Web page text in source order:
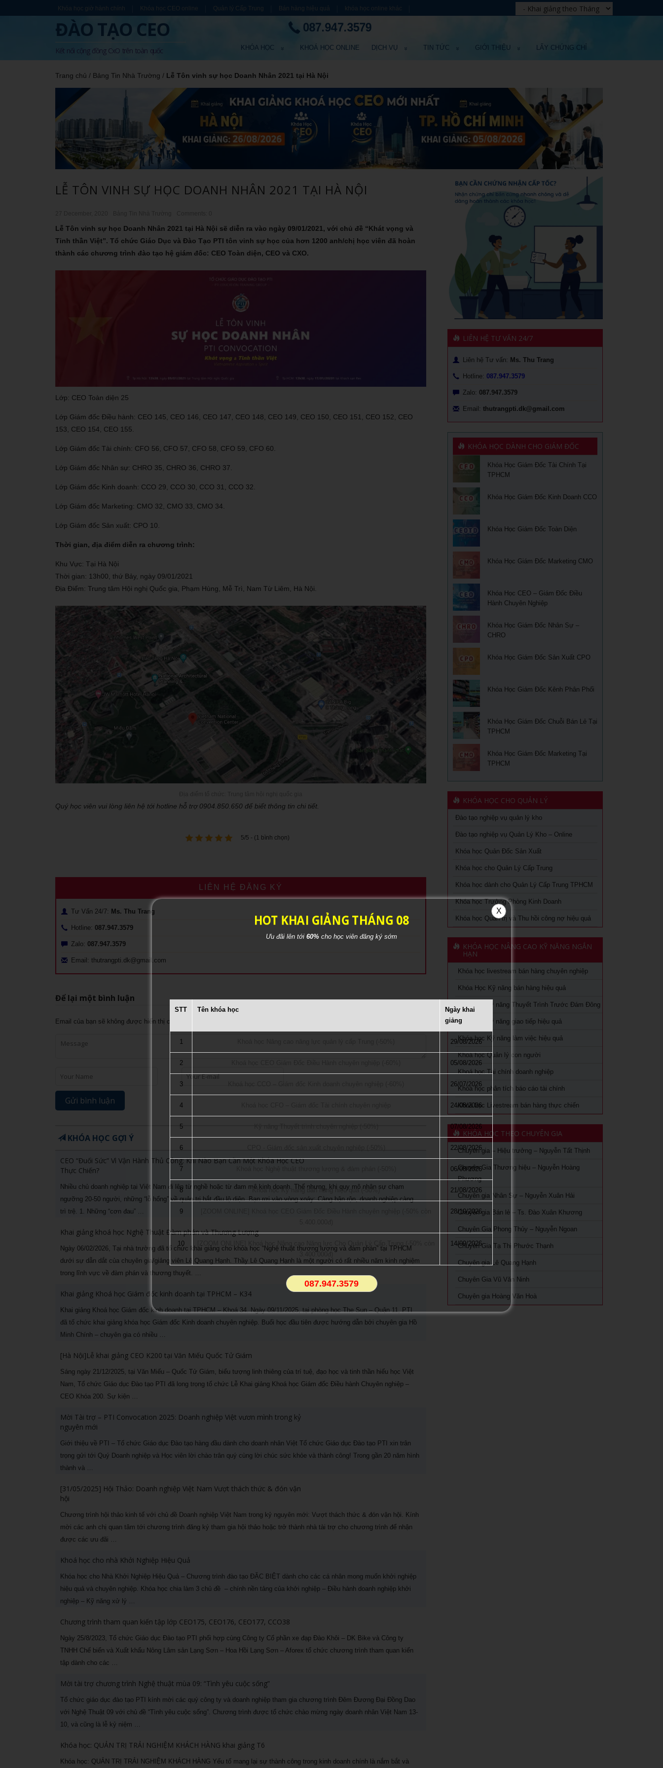
Khóa học giờ hành chính Khóa học CEO online Quản lý Cấp Trung Bán hàng hiệu quả khóa học online khác
ĐÀO TẠO CEO
Kết nối cộng đồng CxO trên toàn quốc
087.947.3579
KHÓA HỌC KHOÁ HỌC ONLINE DỊCH VỤ TIN TỨC GIỚI THIỆU LẤY CHỨNG CHỈ
Trang chủ / Bảng Tin Nhà Trường / Lễ Tôn vinh sự học Doanh Nhân 2021 tại Hà Nội
LỄ TÔN VINH SỰ HỌC DOANH NHÂN 2021 TẠI HÀ NỘI
Lễ Tôn vinh sự học Doanh Nhân 2021 tại Hà Nội sẽ diễn ra vào ngày 09/01/2021, với chủ đề “Khát vọng và
Tinh thần Việt”. Tổ chức Giáo Dục và Đào Tạo PTI tôn vinh sự học của hơn 1200 anh/chị học viên đã hoàn
thành các chương trình đào tạo hệ giám đốc: CEO Toàn diện, CEO và CXO.
Lớp: CEO Toàn diện 25
Lớp Giám đốc Điều hành: CEO 145, CEO 146, CEO 147, CEO 148, CEO 149, CEO 150, CEO 151, CEO 152, CEO
153, CEO 154, CEO 155.
Lớp Giám đốc Tài chính: CFO 56, CFO 57, CFO 58, CFO 59, CFO 60.
Lớp Giám đốc Nhân sự: CHRO 35, CHRO 36, CHRO 37.
Lớp Giám đốc Kinh doanh: CCO 29, CCO 30, CCO 31, CCO 32.
Lớp Giám đốc Marketing: CMO 32, CMO 33, CMO 34.
Lớp Giám đốc Sản xuất: CPO 10.
Thời gian, địa điểm diễn ra chương trình:
Khu Vực: Tại Hà Nội
Thời gian: 13h00, thứ Bảy, ngày 09/01/2021
Địa Điểm: Trung tâm Hội nghị Quốc gia, Phạm Hùng, Mễ Trì, Nam Từ Liêm, Hà Nội.
Quý học viên vui lòng liên hệ tới hotline hỗ trợ 0904.850.650 để biết thông tin chi tiết.
5/5 - (1 bình chọn)
LIÊN HỆ ĐĂNG KÝ
Tư Vấn 24/7: Ms. Thu Trang
Hotline: 087.947.3579
Zalo: 087.947.3579
Email: thutrangpti.dk@gmail.com
Để lại một bình luận
Email của bạn sẽ không được hiển thị công khai.
KHÓA HỌC GỢI Ý
CEO “Đuối Sức” Vì Vận Hành Thủ Công: Khi Nào Bạn Cần Một Khóa Học CEO
Thực Chiến?
Nhiều chủ doanh nghiệp tại Việt Nam đi lên từ nghề hoặc từ đam mê kinh doanh. Thế nhưng, khi quy mô nhân sự chạm
ngưỡng 20-50 người, những “lỗ hổng” về quản trị bắt đầu lộ diện. Bạn rơi vào vòng xoáy: Càng bận rộn, doanh nghiệp càng
trì trệ. 1. Những “cơn đau” …
Khai giảng khoá học Nghệ Thuật Đàm phán và Thương Lượng
Ngày 06/02/2026, Tại nhà trường đã tổ chức khai giảng cho khóa học “Nghệ thuật thương lượng và đàm phán” tại TPHCM
dưới sự dẫn dắt của chuyên gia/giảng viên Lê Quang Hạnh. Thầy Lê Quang Hạnh là một người có rất nhiều năm kinh nghiệm
trong lĩnh vực về đàm phán và thương thuyết. …
Khai giảng Khoá học Giám đốc kinh doanh tại TPHCM – K34
Khai giảng Khoá học Giám đốc kinh doanh tại TPHCM – Khoá 34. Ngày 09/11/2025, tại phòng học The Sun – Quận 11, PTI
đã tổ chức khai giảng khóa học Giám đốc Kinh doanh chuyên nghiệp. Buổi học đầu tiên được hướng dẫn bởi chuyên gia Hồ
Minh Chính – chuyên gia có nhiều …
[Hà Nội]Lễ khai giảng CEO K200 tại Văn Miếu Quốc Tử Giám
Sáng ngày 21/12/2025, tại Văn Miếu – Quốc Tử Giám, biểu tượng linh thiêng của trí tuệ, đạo học và tinh thần hiếu học Việt
Nam, Tổ chức Giáo dục Đào tạo PTI đã long trọng tổ chức Lễ Khai giảng Khoá học Giám đốc Điều hành Chuyên nghiệp –
CEO Khóa 200. Sự kiện …
Mời Tài trợ – PTI Convocation 2025: Doanh nghiệp Việt vươn mình trong kỷ
nguyên mới
Giới thiệu về PTI – Tổ chức Giáo dục Đào tạo hàng đầu dành cho doanh nhân Việt Tổ chức Giáo dục Đào tạo PTI xin trân
trọng gửi tới Quý Doanh nghiệp và Học viên lời chào trân quý cùng lời chúc sức khỏe và thành công! Trong gần 20 năm hình
thành và …
[31/05/2025] Hội Thảo: Doanh nghiệp Việt Nam Vượt thách thức & đón vận
hội
Chương trình hội thảo kinh tế với chủ đề Doanh nghiệp Việt Nam trong kỷ nguyên mới: Vượt thách thức & đón vận hội. Kính
mời các anh chị quan tâm tới chương trình đăng ký tham gia hội thảo hoặc trở thành nhà tài trợ cho chương trình để nhận
được các ưu đãi …
Khoá học cho nhà Khởi Nghiệp Hiệu Quả
Khóa học cho Nhà Khởi Nghiệp Hiệu Quả – Chương trình đào tạo ĐẶC BIỆT dành cho các cá nhân mong muốn khởi nghiệp
hiệu quả và chuyên nghiệp. Khóa học chia làm 3 chủ đề – chính nền tảng của khởi nghiệp – Điều hành doanh nghiệp khởi
nghiệp – Kỹ năng xử lý …
Chương trình tham quan kiến tập lớp CEO175, CEO176, CEO177, CCO38
Ngày 25/8/2023, Tổ chức Giáo dục Đào tạo PTI phối hợp cùng Công ty Cổ phần xe đạp Đào Khôi – DK Bike và Công ty
TNHH Chế biến và Xuất khẩu Nông Lâm sản Lạng Sơn – Hoa Hồi Lạng Sơn – Aforex tổ chức chương trình tham quan kiến
tập dành cho các …
Mời tài trợ chương trình Nghệ thuật mùa 09: “Tình yêu cuộc sống”
Tổ chức giáo dục đào tạo PTI kính mời các quý công ty và doanh nghiệp tham gia chương trình Đêm Đương Đại Đồng Dao
với Nghệ Thuật 09 với chủ đề “Tình yêu cuộc sống”. Chương trình được tổ chức chào mừng ngày doanh nhân Việt Nam 13-
10, và cũng là lễ kỷ niệm …
Khóa học: QUẢN TRỊ TRẢI NGHIỆM KHÁCH HÀNG khai giảng T6
Khóa học: QUẢN TRỊ TRẢI NGHIỆM KHÁCH HÀNG Yếu tố mang lại sự thành công trong kinh doanh chính là nắm bắt và
LIÊN HỆ TƯ VẤN 24/7
Liên hệ Tư vấn: Ms. Thu Trang
Hotline: 087.947.3579
Zalo: 087.947.3579
Email: thutrangpti.dk@gmail.com
KHÓA HỌC DÀNH CHO GIÁM ĐỐC
Khóa Học Giám Đốc Tài Chính Tại
TPHCM
Khóa Học Giám Đốc Kinh Doanh CCO
Khóa Học Giám Đốc Toàn Diện
Khóa Học Giám Đốc Marketing CMO
Khóa Học CEO – Giám Đốc Điều
Hành Chuyên Nghiệp
Khóa Học Giám Đốc Nhân Sự –
CHRO
Khóa Học Giám Đốc Sản Xuất CPO
Khóa Học Giám Đốc Kênh Phân Phối
Khóa Học Giám Đốc Chuỗi Bán Lẻ Tại
TPHCM
Khóa Học Giám Đốc Marketing Tại
TPHCM
KHÓA HỌC CHO QUẢN LÝ
Đào tạo nghiệp vụ quản lý kho
Đào tạo nghiệp vụ Quản Lý Kho – Online
Khóa học Quản Đốc Sản Xuất
Khóa học cho Quản Lý Cấp Trung
Khóa học dành cho Quản Lý Cấp Trung TPHCM
Khóa học Trưởng Phòng Kinh Doanh
Khóa học Quản trị và Thu hồi công nợ hiệu quả
KHÓA HỌC NÂNG CAO KỸ NĂNG NGẮN
HẠN
Khóa học livestream bán hàng chuyên nghiệp
Khóa Học Kỹ năng bán hàng hiệu quả
Khóa học kỹ năng Thuyết Trình Trước Đám Đông
Khóa học kỹ năng giao tiếp hiệu quả
Khóa học Kỹ năng làm việc hiệu quả
Khoá học Quản lý con người
Khoá học Tài chính doanh nghiệp
Khóa học phân tích báo cáo tài chính
Khoá học Livestream bán hàng thực chiến
KHÓA HỌC THEO CHUYÊN GIA
Chuyên gia – Hiệu trưởng – Nguyễn Tất Thịnh
Chuyên Gia Thương hiệu – Nguyễn Hoàng
Phương
Chuyên gia Nhân Sự – Nguyễn Xuân Hải
Chuyên gia Bán lẻ – Ts. Đào Xuân Khương
Chuyên Gia Phong Thủy – Nguyễn Ngoan
Chuyên Gia Tạ Thị Phước Thạnh
Chuyên gia Lê Quang Hạnh
Chuyên Gia Vũ Văn Ninh
Chuyên gia Hoàng Văn Hoà
X
HOT KHAI GIẢNG THÁNG 08
Ưu đãi lên tới 60% cho học viên đăng ký sớm
STT Tên khóa học
Ngày khai
giảng
1 29/08/2026
2 05/08/2026
3 26/07/2026
4 24/08/2026
5 07/08/2026
6 22/08/2026
7 06/08/2026
8 Khoá học Kỹ năng bán hàng hiệu quả (-50%) 21/08/2026
9 28/10/2026
10
3.400.000đ)
14/09/2026
087.947.3579